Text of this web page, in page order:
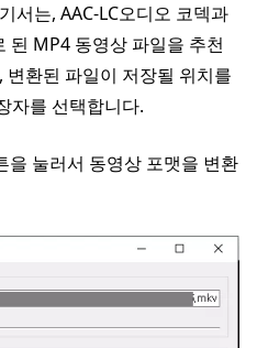
서는, AAC-LC오디오 코덱과
된 MP4 동영상 파일을 추천
변환된 파일이 저장될 위치를
자를 선택합니다.
을 눌러서 동영상 포맷을 변환